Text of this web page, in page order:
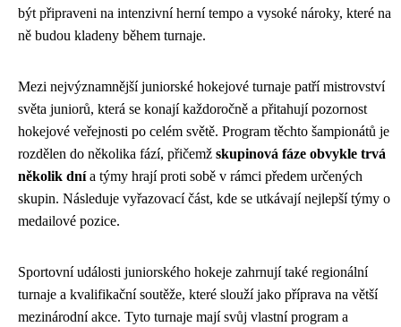
být připraveni na intenzivní herní tempo a vysoké nároky, které na
ně budou kladeny během turnaje.
Mezi nejvýznamnější juniorské hokejové turnaje patří mistrovství
světa juniorů, která se konají každoročně a přitahují pozornost
hokejové veřejnosti po celém světě. Program těchto šampionátů je
rozdělen do několika fází, přičemž skupinová fáze obvykle trvá
několik dnía týmy hrají proti sobě v rámci předem určených
skupin. Následuje vyřazovací část, kde se utkávají nejlepší týmy o
medailové pozice.
Sportovní události juniorského hokeje zahrnují také regionální
turnaje a kvalifikační soutěže, které slouží jako příprava na větší
mezinárodní akce. Tyto turnaje mají svůj vlastní program a